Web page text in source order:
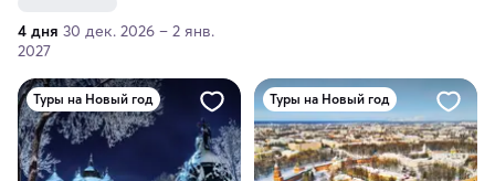
Новгород
4 дня 30 дек. 2026 – 2 янв.
2027
Туры на Новый год Туры на Новый год